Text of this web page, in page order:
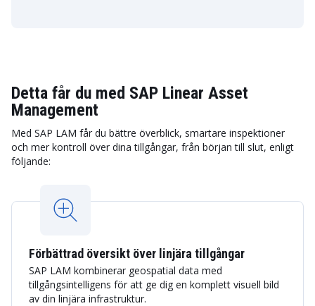
Detta får du med SAP Linear Asset
Management
Med SAP LAM får du bättre överblick, smartare inspektioner
och mer kontroll över dina tillgångar, från början till slut, enligt
följande:
Förbättrad översikt över linjära tillgångar
SAP LAM kombinerar geospatial data med
tillgångsintelligens för att ge dig en komplett visuell bild
av din linjära infrastruktur.